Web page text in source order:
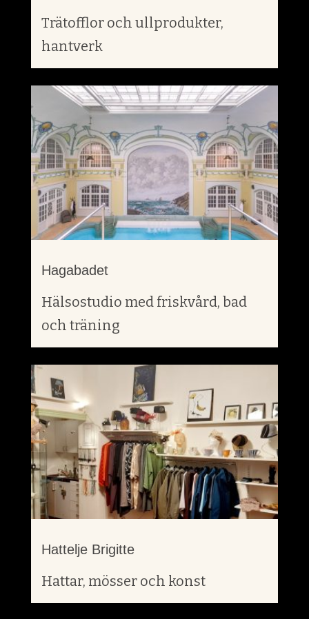
Trätofflor och ullprodukter,
hantverk
Hagabadet
Hälsostudio med friskvård, bad
och träning
Hattelje Brigitte
Hattar, mösser och konst